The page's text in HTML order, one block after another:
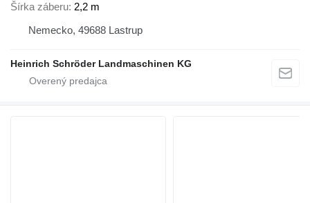
Šírka záberu 2,2 m
Nemecko, 49688 Lastrup
Heinrich Schröder Landmaschinen KG